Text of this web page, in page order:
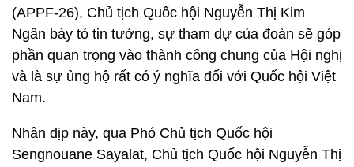
(APPF-26), Chủ tịch Quốc hội Nguyễn Thị Kim
Ngân bày tỏ tin tưởng, sự tham dự của đoàn sẽ góp
phần quan trọng vào thành công chung của Hội nghị
và là sự ủng hộ rất có ý nghĩa đối với Quốc hội Việt
Nam.
Nhân dịp này, qua Phó Chủ tịch Quốc hội
Sengnouane Sayalat, Chủ tịch Quốc hội Nguyễn Thị